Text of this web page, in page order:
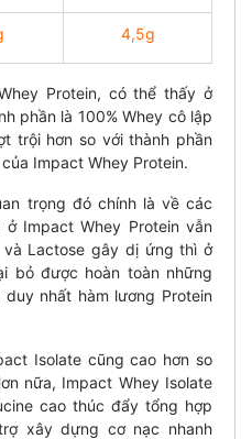
4,5g
Protein, có thể thấy ở
phần là 100% Whey cô lập
trội hơn so với thành phần
Impact Whey Protein.
trọng đó chính là về các
Impact Whey Protein vẫn
Lactose gây dị ứng thì ở
bỏ được hoàn toàn những
nhất hàm lương Protein
Isolate cũng cao hơn so
nữa, Impact Whey Isolate
cao thúc đẩy tổng hợp
xây dựng cơ nạc nhanh